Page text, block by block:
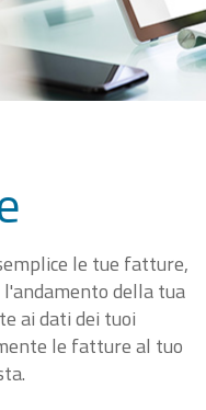
le tue fatture,
della tua
ai dati dei tuoi
le fatture al tuo